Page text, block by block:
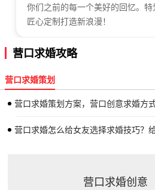
你们之前的每一个美好的回忆。特
匠心定制打造新浪漫！
营口求婚攻略
营口求婚策划
营口求婚策划方案，营口创意求婚方
营口求婚怎么给女友选择求婚技巧？给女友
营口求婚创意